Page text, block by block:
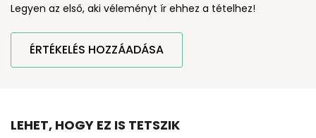
Legyen az első, aki véleményt ír ehhez a tételhez!
ÉRTÉKELÉS HOZZÁADÁSA
LEHET, HOGY EZ IS TETSZIK